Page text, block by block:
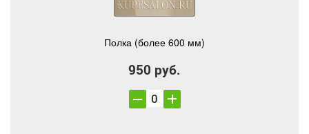
Полка (более 600 мм)
950 руб.